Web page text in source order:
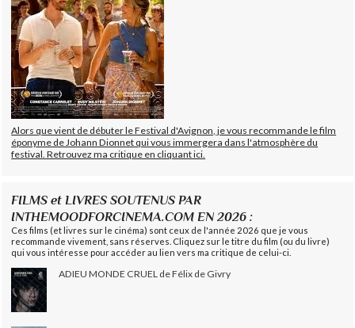
Alors que vient de débuter le Festival d'Avignon, je vous recommande le film
éponyme de Johann Dionnet qui vous immergera dans l'atmosphère du
festival. Retrouvez ma critique en cliquant ici.
FILMS et LIVRES SOUTENUS PAR
INTHEMOODFORCINEMA.COM EN 2026 :
Ces films (et livres sur le cinéma) sont ceux de l'année 2026 que je vous
recommande vivement, sans réserves. Cliquez sur le titre du film (ou du livre)
qui vous intéresse pour accéder au lien vers ma critique de celui-ci.
ADIEU MONDE CRUEL de Félix de Givry